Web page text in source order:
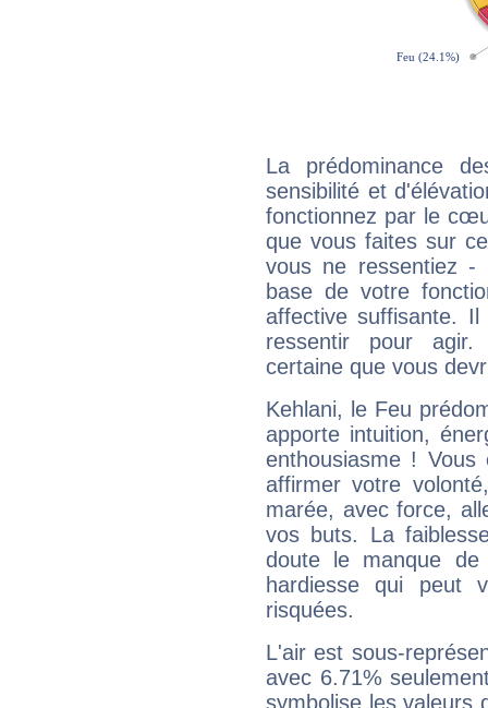
La prédominance
sensibilité et
fonctionnez par le
que vous faites sur
vous ne ressentiez
base de votre
affective suffisante.
ressentir pour agir.
certaine que vous
Kehlani, le Feu
apporte intuition,
enthousiasme !
affirmer votre
marée, avec force,
vos buts. La
doute le manque
hardiesse qui peut
risquées.
L'air est sous-
avec 6.71%
symbolise les valeurs